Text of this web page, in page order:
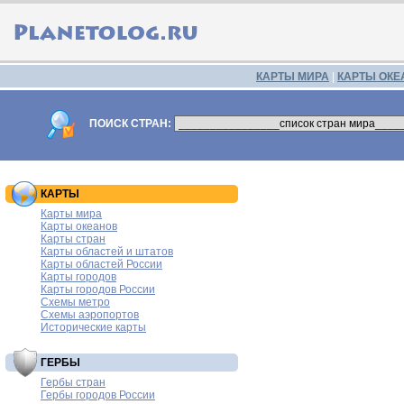
КАРТЫ МИРА КАРТЫ
ПОИСК СТРАН:
КАРТЫ
Карты мира
Карты океанов
Карты стран
Карты областей и штатов
Карты областей России
Карты городов
Карты городов России
Схемы метро
Схемы аэропортов
Исторические карты
ГЕРБЫ
Гербы стран
Гербы городов России